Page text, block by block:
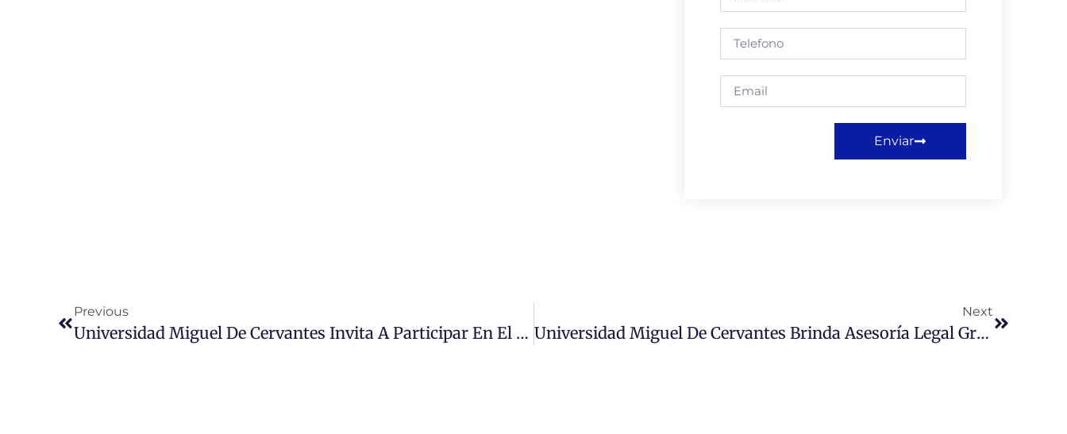
Enviar
Previous
Universidad Miguel De Cervantes Invita A Participar En El Cuarto Congreso Colaborativo Online En Educación: Explorando \»La Migración Y Las Prácticas Educativas\»
Next
Universidad Miguel De Cervantes Brinda Asesoría Legal Gratuita A La Comunidad A Través De Su Clínica Jurídica